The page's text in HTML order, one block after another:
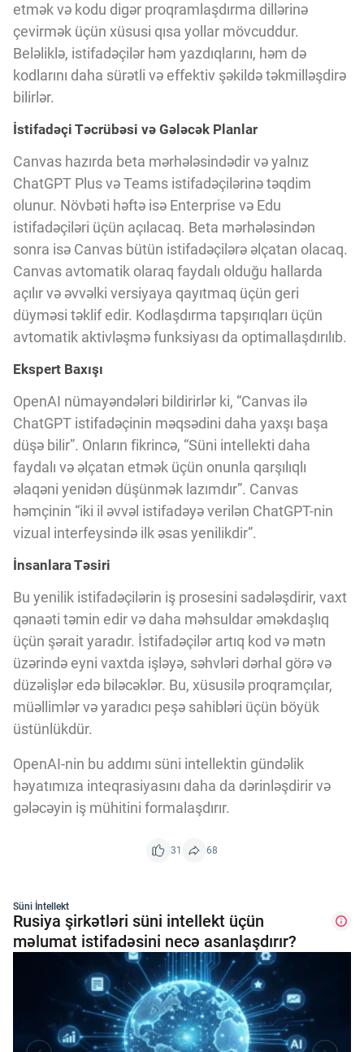
Gələcəyin Təhlili
Podkastlar
etmək və kodu digər proqramlaşdırma dillərinə
çevirmək üçün xüsusi qısa yollar mövcuddur.
Beləliklə, istifadəçilər həm yazdıqlarını, həm də
kodlarını daha sürətli və effektiv şəkildə təkmilləşdirə
bilirlər.
İstifadəçi Təcrübəsi və Gələcək Planlar
Canvas hazırda beta mərhələsindədir və yalnız
ChatGPT Plus və Teams istifadəçilərinə təqdim
olunur. Növbəti həftə isə Enterprise və Edu
istifadəçiləri üçün açılacaq. Beta mərhələsindən
sonra isə Canvas bütün istifadəçilərə əlçatan olacaq.
Canvas avtomatik olaraq faydalı olduğu hallarda
açılır və əvvəlki versiyaya qayıtmaq üçün geri
düyməsi təklif edir. Kodlaşdırma tapşırıqları üçün
avtomatik aktivləşmə funksiyası da optimallaşdırılıb.
Ekspert Baxışı
OpenAI nümayəndələri bildirirlər ki, “Canvas ilə
ChatGPT istifadəçinin məqsədini daha yaxşı başa
düşə bilir”. Onların fikrincə, “Süni intellekti daha
faydalı və əlçatan etmək üçün onunla qarşılıqlı
əlaqəni yenidən düşünmək lazımdır”. Canvas
həmçinin “iki il əvvəl istifadəyə verilən ChatGPT-nin
vizual interfeysində ilk əsas yenilikdir”.
İnsanlara Təsiri
Bu yenilik istifadəçilərin iş prosesini sadələşdirir, vaxt
qənaəti təmin edir və daha məhsuldar əməkdaşlıq
üçün şərait yaradır. İstifadəçilər artıq kod və mətn
üzərində eyni vaxtda işləyə, səhvləri dərhal görə və
düzəlişlər edə biləcəklər. Bu, xüsusilə proqramçılar,
müəllimlər və yaradıcı peşə sahibləri üçün böyük
üstünlükdür.
OpenAI-nin bu addımı süni intellektin gündəlik
həyatımıza inteqrasiyasını daha da dərinləşdirir və
gələcəyin iş mühitini formalaşdırır.
31 68
Süni İntellekt
Rusiya şirkətləri süni intellekt üçün
məlumat istifadəsini necə asanlaşdırır?